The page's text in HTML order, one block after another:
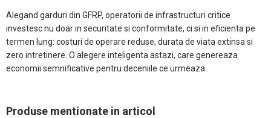
Alegand garduri din GFRP, operatorii de infrastructuri critice
investesc nu doar in securitate si conformitate, ci si in eficienta pe
termen lung: costuri de operare reduse, durata de viata extinsa si
zero intretinere. O alegere inteligenta astazi, care genereaza
economii semnificative pentru deceniile ce urmeaza.
Produse mentionate in articol